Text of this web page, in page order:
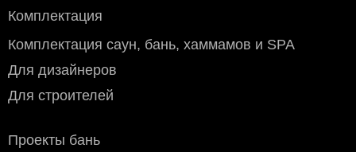
Комплектация
Комплектация саун, бань, хаммамов и SPA
Для дизайнеров
Для строителей
Проекты бань